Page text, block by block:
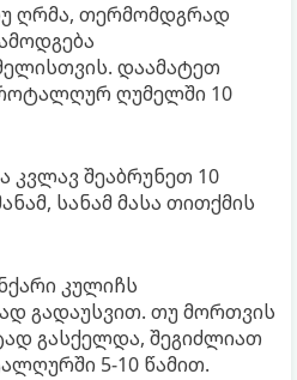
ღრმა, თერმომდგრად
დაამატეთ
ღუმელში 10
კვლავ შეაბრუნეთ 10
სანამ მასა თითქმის
კულიჩს
გადაუსვით. თუ მორთვის
გასქელდა, შეგიძლიათ
5-10 წამით.